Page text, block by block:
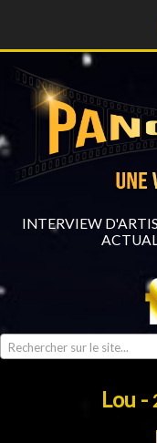
INTERVIEW
Rechercher sur le site...
Lou -